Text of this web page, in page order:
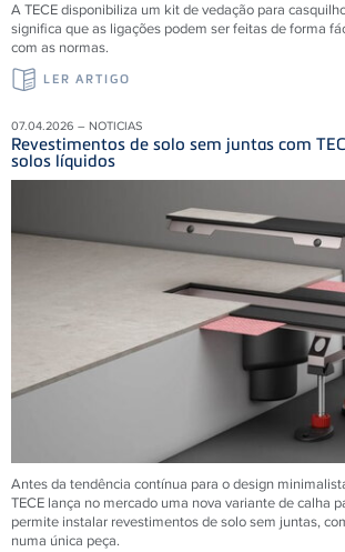
A TECE disponibiliza um kit de vedação para
significa que as ligações podem ser feitas de forma
com as normas.
LER ARTIGO
07.04.2026 – NOTICIAS
Revestimentos de solo sem juntas com
solos líquidos
Antes da tendência contínua para o design
TECE lança no mercado uma nova variante de calha
permite instalar revestimentos de solo sem juntas,
numa única peça.